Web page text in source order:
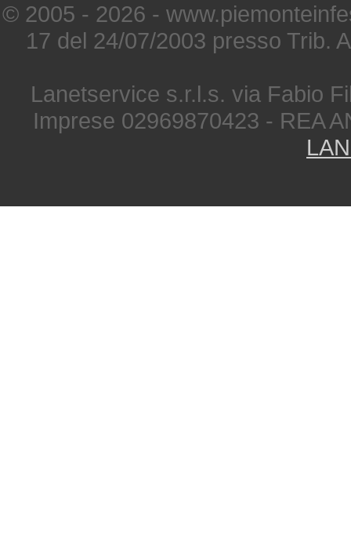
© 2005 - 2026 -
17 del 24/07/2003 presso Trib.
Lanetservice s.r.l.s. via Fabio
Imprese 02969870423 - REA